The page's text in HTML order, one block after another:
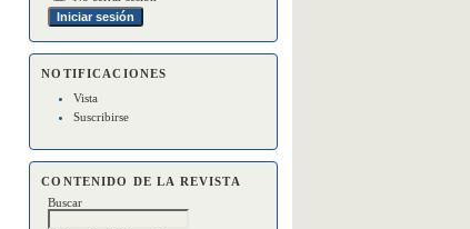
NOTIFICACIONES
Vista
Suscribirse
CONTENIDO DE LA REVISTA
Buscar